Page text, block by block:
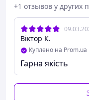
+1 отзывов у других
Віктор К.
Куплено на Prom.ua
Гарна якість